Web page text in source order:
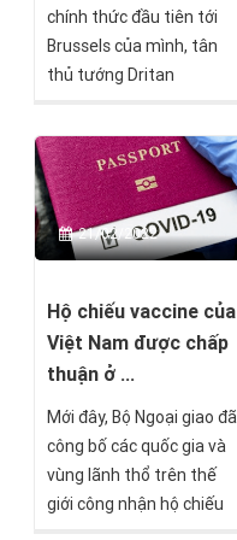
chính thức đầu tiên tới
Brussels của mình, tân
thủ tướng Dritan
nhậm chức 3 tuần trước
- đã xác nhận chương
trình đầu tư quốc tịch
Montenegro chắc chắn
sẽ đóng cửa vào cuối
21/02/2022
Hộ chiếu vaccine của
Việt Nam được chấp
thuận ở ...
Mới đây, Bộ Ngoại giao đã
công bố các quốc gia và
vùng lãnh thổ trên thế
giới công nhận hộ chiếu